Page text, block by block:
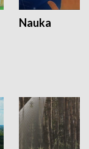
Nauka